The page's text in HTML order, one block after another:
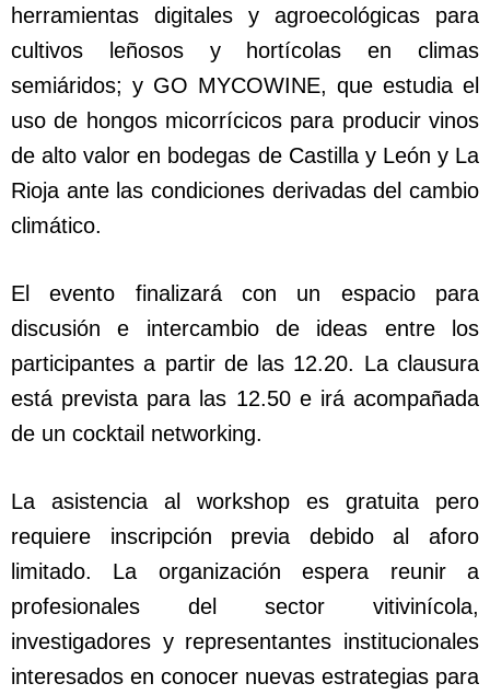
herramientas digitales y agroecológicas para
cultivos leñosos y hortícolas en climas
semiáridos; y GO MYCOWINE, que estudia el
uso de hongos micorrícicos para producir vinos
de alto valor en bodegas de Castilla y León y La
Rioja ante las condiciones derivadas del cambio
climático.
El evento finalizará con un espacio para
discusión e intercambio de ideas entre los
participantes a partir de las 12.20. La clausura
está prevista para las 12.50 e irá acompañada
de un cocktail networking.
La asistencia al workshop es gratuita pero
requiere inscripción previa debido al aforo
limitado. La organización espera reunir a
profesionales del sector vitivinícola,
investigadores y representantes institucionales
interesados en conocer nuevas estrategias para